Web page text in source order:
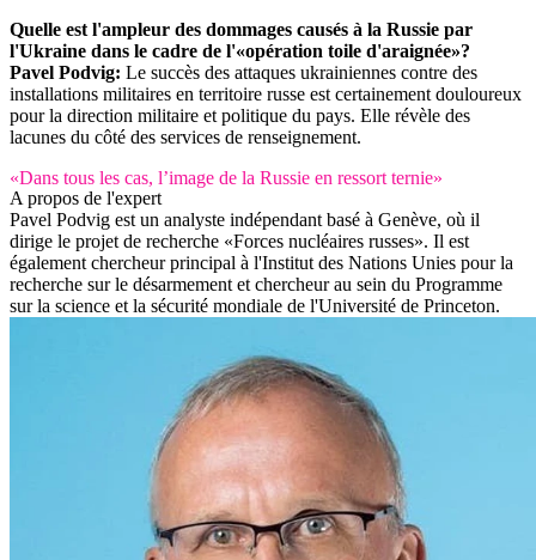
Quelle est l'ampleur des dommages causés à la Russie par
l'Ukraine dans le cadre de l'«opération toile d'araignée»?
Pavel Podvig: Le succès des attaques ukrainiennes contre des
installations militaires en territoire russe est certainement douloureux
pour la direction militaire et politique du pays. Elle révèle des
lacunes du côté des services de renseignement.
«Dans tous les cas, l’image de la Russie en ressort ternie»
A propos de l'expert
Pavel Podvig est un analyste indépendant basé à Genève, où il
dirige le projet de recherche «Forces nucléaires russes». Il est
également chercheur principal à l'Institut des Nations Unies pour la
recherche sur le désarmement et chercheur au sein du Programme
sur la science et la sécurité mondiale de l'Université de Princeton.